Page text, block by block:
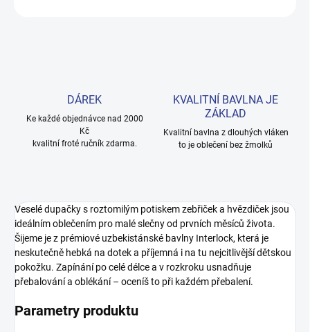
DÁREK
Ke každé objednávce nad 2000
Kč
kvalitní froté ručník zdarma.
KVALITNÍ BAVLNA JE
ZÁKLAD
Kvalitní bavlna z dlouhých vláken
to je oblečení bez žmolků
Veselé dupačky s roztomilým potiskem zebřiček a hvězdiček jsou
ideálním oblečením pro malé slečny od prvních měsíců života.
Šijeme je z prémiové uzbekistánské bavlny Interlock, která je
neskutečně hebká na dotek a příjemná i na tu nejcitlivější dětskou
pokožku. Zapínání po celé délce a v rozkroku usnadňuje
přebalování a oblékání – oceníš to při každém přebalení.
Parametry produktu